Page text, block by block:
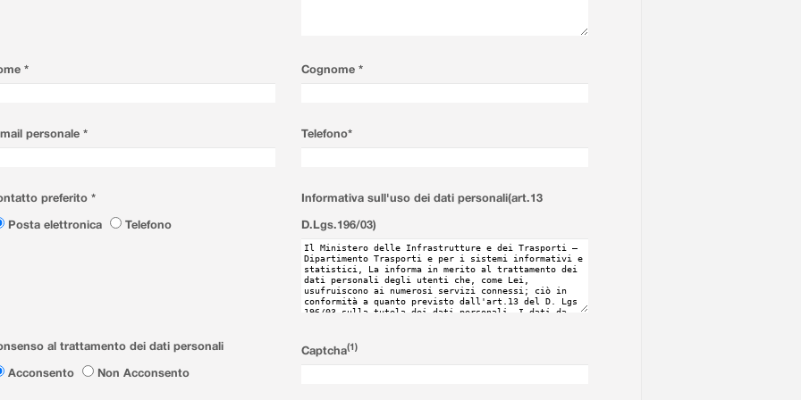
* Cognome *
personale * Telefono*
preferito *
Posta elettronica
Telefono
Informativa sull'uso dei dati personali(art.13
D.Lgs.196/03)
al trattamento dei dati personali
Acconsento
Non Acconsento
Captcha(1)